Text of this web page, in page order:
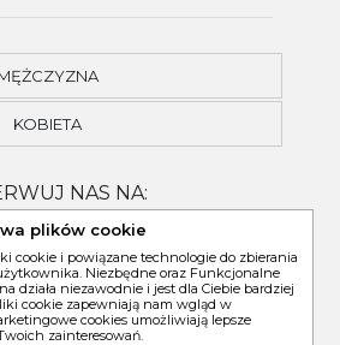
KOBIETA
NAS NA:
plików cookie
cookie i powiązane technologie do zbierania
Niezbędne oraz Funkcjonalne
działa niezawodnie i jest dla Ciebie bardziej
cookie zapewniają nam wgląd w
cookies umożliwiają lepsze
zainteresowań.